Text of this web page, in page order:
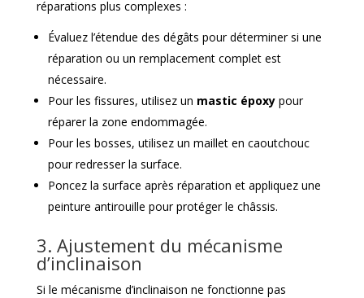
réparations plus complexes :
Évaluez l’étendue des dégâts pour déterminer si une
réparation ou un remplacement complet est
nécessaire.
Pour les fissures, utilisez un mastic époxypour
réparer la zone endommagée.
Pour les bosses, utilisez un maillet en caoutchouc
pour redresser la surface.
Poncez la surface après réparation et appliquez une
peinture antirouille pour protéger le châssis.
3. Ajustement du mécanisme
d’inclinaison
Si le mécanisme d’inclinaison ne fonctionne pas